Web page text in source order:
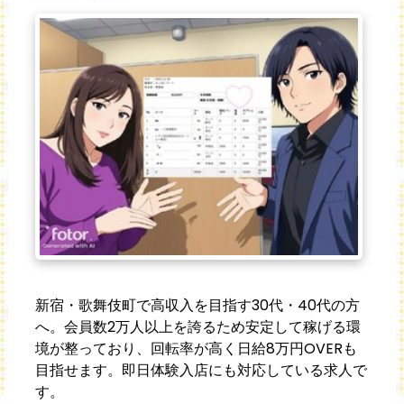
新宿・歌舞伎町で高収入を目指す30代・40代の方
へ。会員数2万人以上を誇るため安定して稼げる環
境が整っており、回転率が高く日給8万円OVERも
目指せます。即日体験入店にも対応している求人で
す。